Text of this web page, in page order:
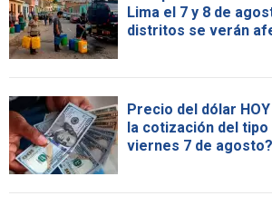
Lima el 7 y 8 de
distritos se verán
Precio del dólar
la cotización del
viernes 7 de agosto?